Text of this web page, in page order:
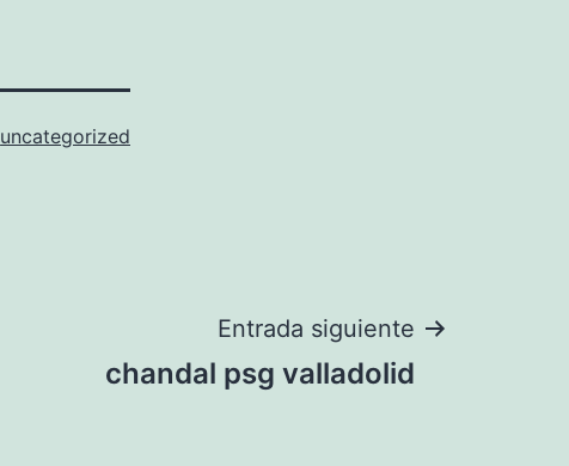
uncategorized
Entrada siguiente
chandal psg valladolid